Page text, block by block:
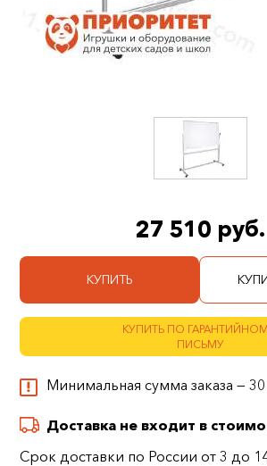
27 510 руб.
КУПИТЬ
КУПИТЬ ПО
ПИСЬМУ
Минимальная сумма заказа —
Доставка не входит в
Срок доставки по России от 3 до